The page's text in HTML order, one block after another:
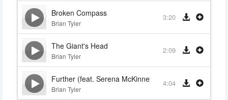
Broken Compass
Brian Tyler
3:20
The Giant's Head
Brian Tyler
2:09
Further (feat. Serena McKinney)
Brian Tyler
4:04